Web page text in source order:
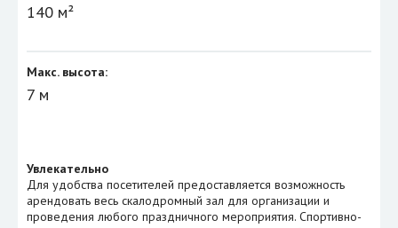
140 м²
Макс. высота:
7 м
Увлекательно
Для удобства посетителей предоставляется возможность
арендовать весь скалодромный зал для организации и
проведения любого праздничного мероприятия. Спортивно-